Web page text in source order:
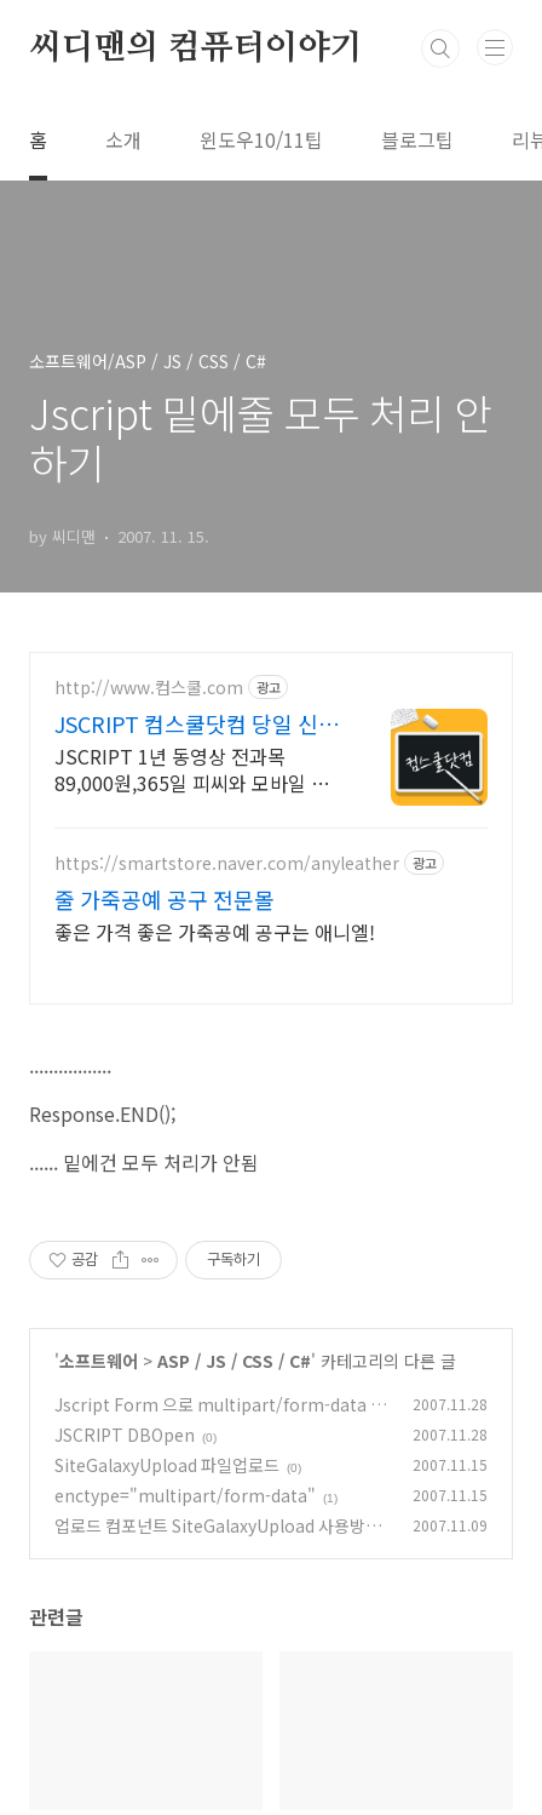
씨디맨의 컴퓨터이야기
홈 소개 윈도우10/11팁 블로그팁 리
소프트웨어/ASP / JS / CSS / C#
Jscript 밑에줄 모두 처리 안
하기
by 씨디맨 2007. 11. 15.
http://www.컴스쿨.com 광고
JSCRIPT 컴스쿨닷컴 당일 신청
&결제시 기프티콘!
JSCRIPT 1년 동영상 전과목
89,000원,365일 피씨와 모바일 수
https://smartstore.naver.com/anyleather 광고
줄 가죽공예 공구 전문몰
좋은 가격 좋은 가죽공예 공구는 애니엘!
.................
Response.END();
...... 밑에건 모두 처리가 안됨
공감 구독하기
'소프트웨어 > ASP / JS / CSS / C#' 카테고리의 다른 글
Jscript Form 으로 multipart/form-data 인
코딩 데이터 주고 받기 (2)
2007.11.28
JSCRIPT DBOpen (0) 2007.11.28
SiteGalaxyUpload 파일업로드 (0) 2007.11.15
enctype="multipart/form-data" (1) 2007.11.15
업로드 컴포넌트 SiteGalaxyUpload 사용방법 2007.11.09
관련글